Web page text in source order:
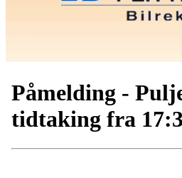
Påmelding -
tidtaking fra